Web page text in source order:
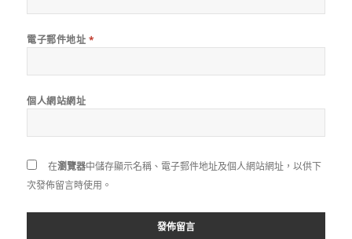
電子郵件地址 *
個人網站網址
在瀏覽器中儲存顯示名稱、電子郵件地址及個人網站網址，以供下
次發佈留言時使用。